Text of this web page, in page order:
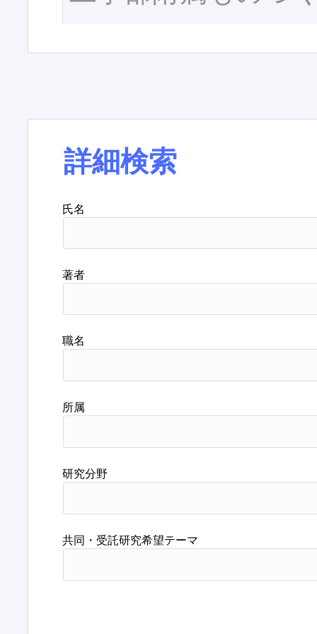
詳細検索
氏名
著者
職名
所属
研究分野
共同・受託研究希望テーマ